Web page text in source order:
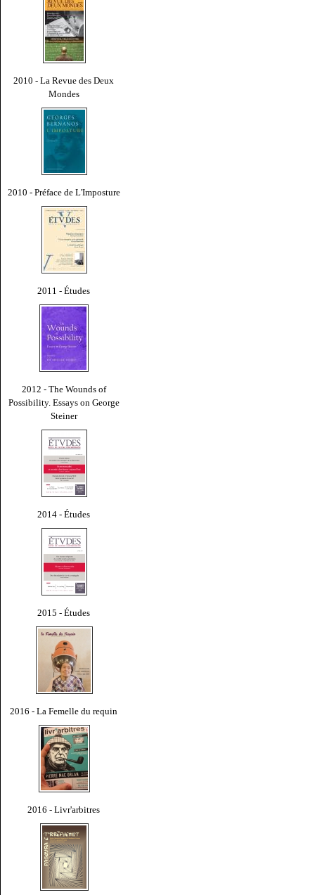
2010 - La Revue des Deux
Mondes
2010 - Préface de L'Imposture
2011 - Études
2012 - The Wounds of
Possibility. Essays on George
Steiner
2014 - Études
2015 - Études
2016 - La Femelle du requin
2016 - Livr'arbitres